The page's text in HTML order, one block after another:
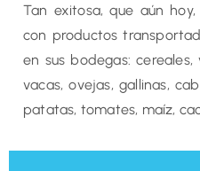
Tan exitosa, que aún
con productos
en sus bodegas: cereales,
vacas, ovejas, gallinas,
patatas, tomates, maíz,